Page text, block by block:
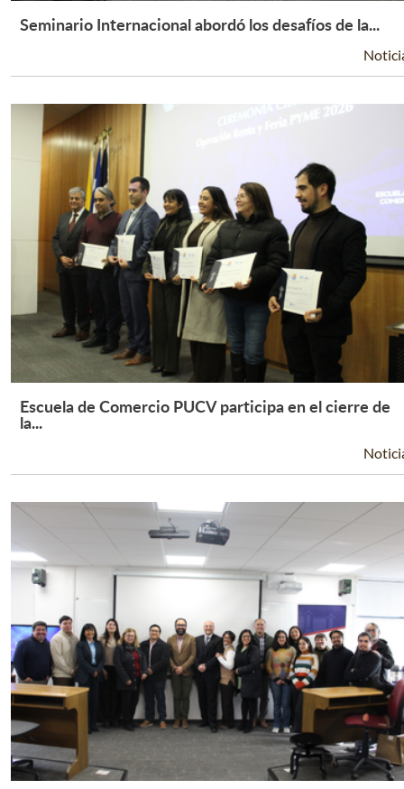
Leer Más +
Seminario Internacional abordó los desafíos de la...
Leer Más +
Escuela de Comercio PUCV participa en el cierre de
la...